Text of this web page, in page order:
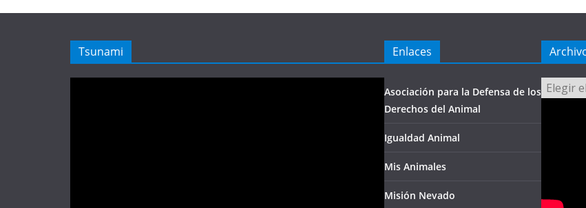
Tsunami Enlaces
Asociación para la Defensa de los
Derechos del Animal
Igualdad Animal
Mis Animales
Misión Nevado
Archivos